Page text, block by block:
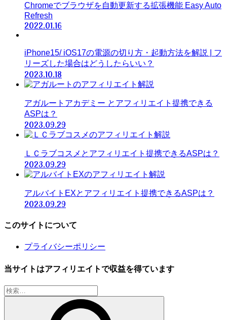
Chromeでブラウザを自動更新する拡張機能 Easy Auto
Refresh
2022.01.16
iPhone15/ iOS17の電源の切り方・起動方法を解説 | フ
リーズした場合はどうしたらいい？
2023.10.18
アガルートアカデミー とアフィリエイト提携できる
ASPは？
2023.09.29
ＬＣラブコスメとアフィリエイト提携できるASPは？
2023.09.29
アルバイトEXとアフィリエイト提携できるASPは？
2023.09.29
このサイトについて
プライバシーポリシー
当サイトはアフィリエイトで収益を得ています
検
索: